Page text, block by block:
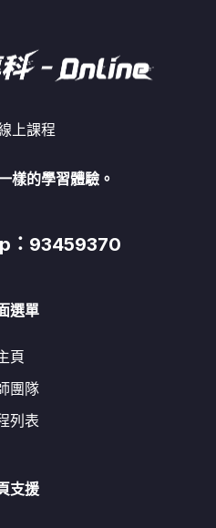
上課程
樣的學習體驗。
：93459370
選單
頁
團隊
列表
支援